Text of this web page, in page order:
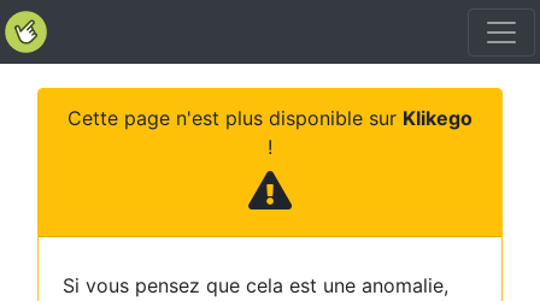
Cette page n'est plus disponible sur Klikego
!
Si vous pensez que cela est une anomalie,